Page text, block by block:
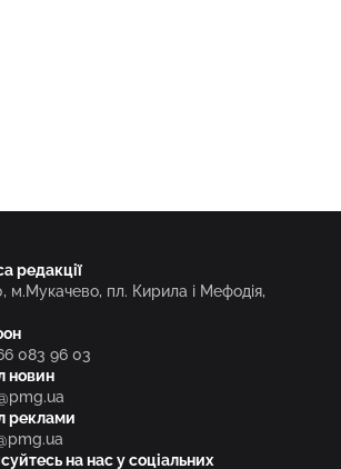
редакції
м.Мукачево, пл. Кирила і Мефодія,
083 96 03
новин
реклами
на нас у соціальних